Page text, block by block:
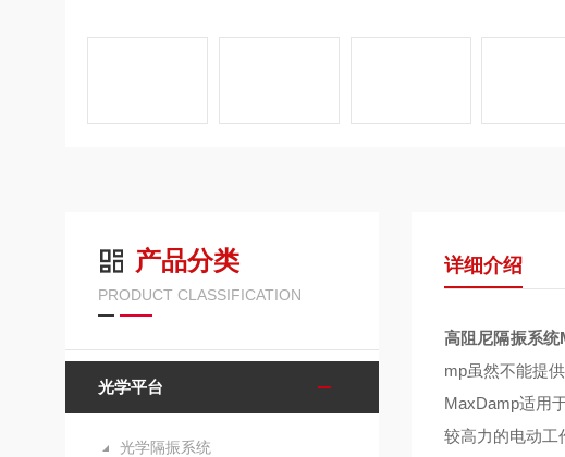
产品分类
PRODUCT CLASSIFICATION
光学平台
光学隔振系统
详细介绍
高阻尼隔振系统
mp虽然不能提
MaxDamp适用
较高力的电动工